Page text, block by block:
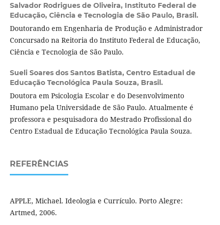
Salvador Rodrigues de Oliveira, Instituto Federal de
Educação, Ciência e Tecnologia de São Paulo, Brasil.
Doutorando em Engenharia de Produção e Administrador
Concursado na Reitoria do Instituto Federal de Educação,
Ciência e Tecnologia de São Paulo.
Sueli Soares dos Santos Batista, Centro Estadual de
Educação Tecnológica Paula Souza, Brasil.
Doutora em Psicologia Escolar e do Desenvolvimento
Humano pela Universidade de São Paulo. Atualmente é
professora e pesquisadora do Mestrado Profissional do
Centro Estadual de Educação Tecnológica Paula Souza.
REFERÊNCIAS
APPLE, Michael. Ideologia e Currículo. Porto Alegre:
Artmed, 2006.